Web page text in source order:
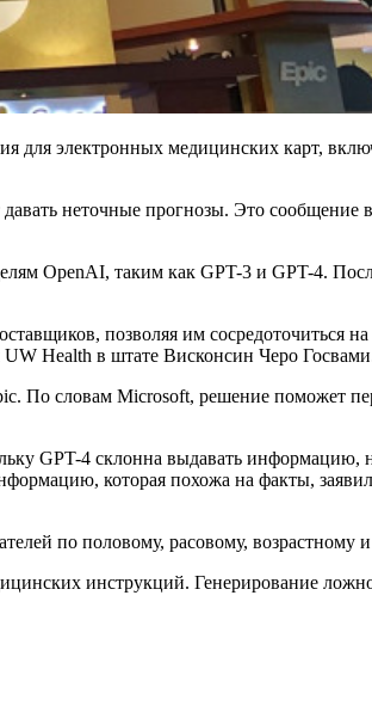
для электронных медицинских карт,
неточные прогнозы. Это сообщение
OpenAI, таким как GPT-3 и GPT-4.
позволяя им сосредоточиться
Health в штате Висконсин Черо
По словам Microsoft, решение поможет
GPT-4 склонна выдавать информацию,
которая похожа на факты,
по половому, расовому, возрастному
инструкций. Генерирование